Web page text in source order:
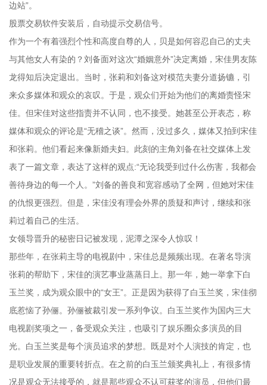
边站”。
股票交易软件安装后，自动提示交易信号。
作为一个有着强烈个性和高度自尊的人，贝是如何容忍自己的丈夫
与其他女人有染的？刘备面对这次“婚姻意外”决定离婚，宋佳男友陈
龙得知后决定退出。当时，张莉和刘备这对模范夫妻分道扬镳，引
来众多媒体和观众的哀叹。于是，观众们开始为他们的离婚责怪宋
佳。但宋佳对这些指责并不认同，也不接受。她甚至公开表态，称
媒体和观众的评论是“无稽之谈”。然而，没过多久，媒体又拍到宋佳
和张莉。他们看起来像新婚夫妇。此刻的主角刘备在社交媒体上发
表了一篇文章，表达了这样的观点:“无论我受到过什么伤害，我都会
善待身边的每一个人。”刘备的善良和宽容感动了全网，但她对宋佳
的仇恨更强烈。但是，宋佳没有理会外界的质疑和声讨，继续和张
莉过着自己的生活。
女领导晋升的秘密日记被发现，泥潭之深令人惊叹！
那些年，在张莉主导的电视剧中，宋佳总是频频出现。在著名导演
张莉的帮助下，宋佳的演艺事业蒸蒸日上。那一年，她一举拿下白
玉兰奖，成为观众眼中的“女王”。正是因为获得了白玉兰奖，宋佳彻
底惹恼了孙俪。孙俪被裁引发一系列争议。白玉兰奖作为国内三大
电视剧奖项之一，备受观众关注，也吸引了娱乐圈众多演员的目
光。白玉兰奖是每个演员追求的梦想。既是对个人演技的肯定，也
是职业发展的重要转折点。在之前的白玉兰颁奖典礼上，有很多情
况是观众无法接受的，就是那些观众不认可获奖的演员，但他们最